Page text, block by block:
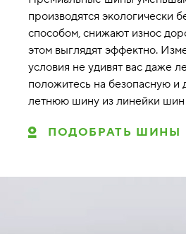
производятся экологически
способом, снижают износ
этом выглядят эффектно.
условия не удивят вас даже
положитесь на безопасную и
летнюю шину из линейки шин
ПОДОБРАТЬ ШИНЫ